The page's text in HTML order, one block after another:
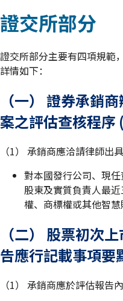
證交所部分
證交所部分主要有四項規範
詳情如下：
（一） 證券承銷
案之評估查核程序
（1） 承銷商應洽請律師出
對本國發行公司、現
股東及實質負責人最
權、商標權或其他智慧
（二） 股票初次
告應行記載事項要
（1） 承銷商應於評估報告